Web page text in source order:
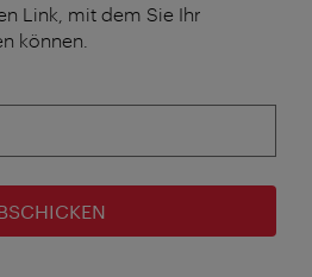
Link, mit dem Sie Ihr
können.